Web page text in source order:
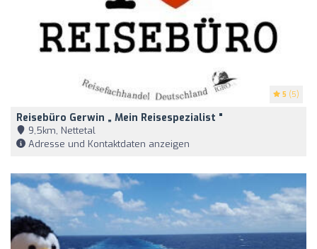
5 (5)
Reisebüro Gerwin „ Mein Reisespezialist "
9,5km, Nettetal
Adresse und Kontaktdaten anzeigen